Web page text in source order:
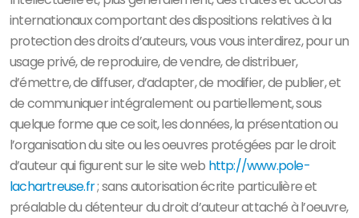
internationaux comportant des dispositions relatives à la
protection des droits d’auteurs, vous vous interdirez, pour un
usage privé, de reproduire, de vendre, de distribuer,
d’émettre, de diffuser, d’adapter, de modifier, de publier, et
de communiquer intégralement ou partiellement, sous
quelque forme que ce soit, les données, la présentation ou
l’organisation du site ou les oeuvres protégées par le droit
d’auteur qui figurent sur le site web http://www.pole-
lachartreuse.fr; sans autorisation écrite particulière et
préalable du détenteur du droit d’auteur attaché à l’oeuvre,